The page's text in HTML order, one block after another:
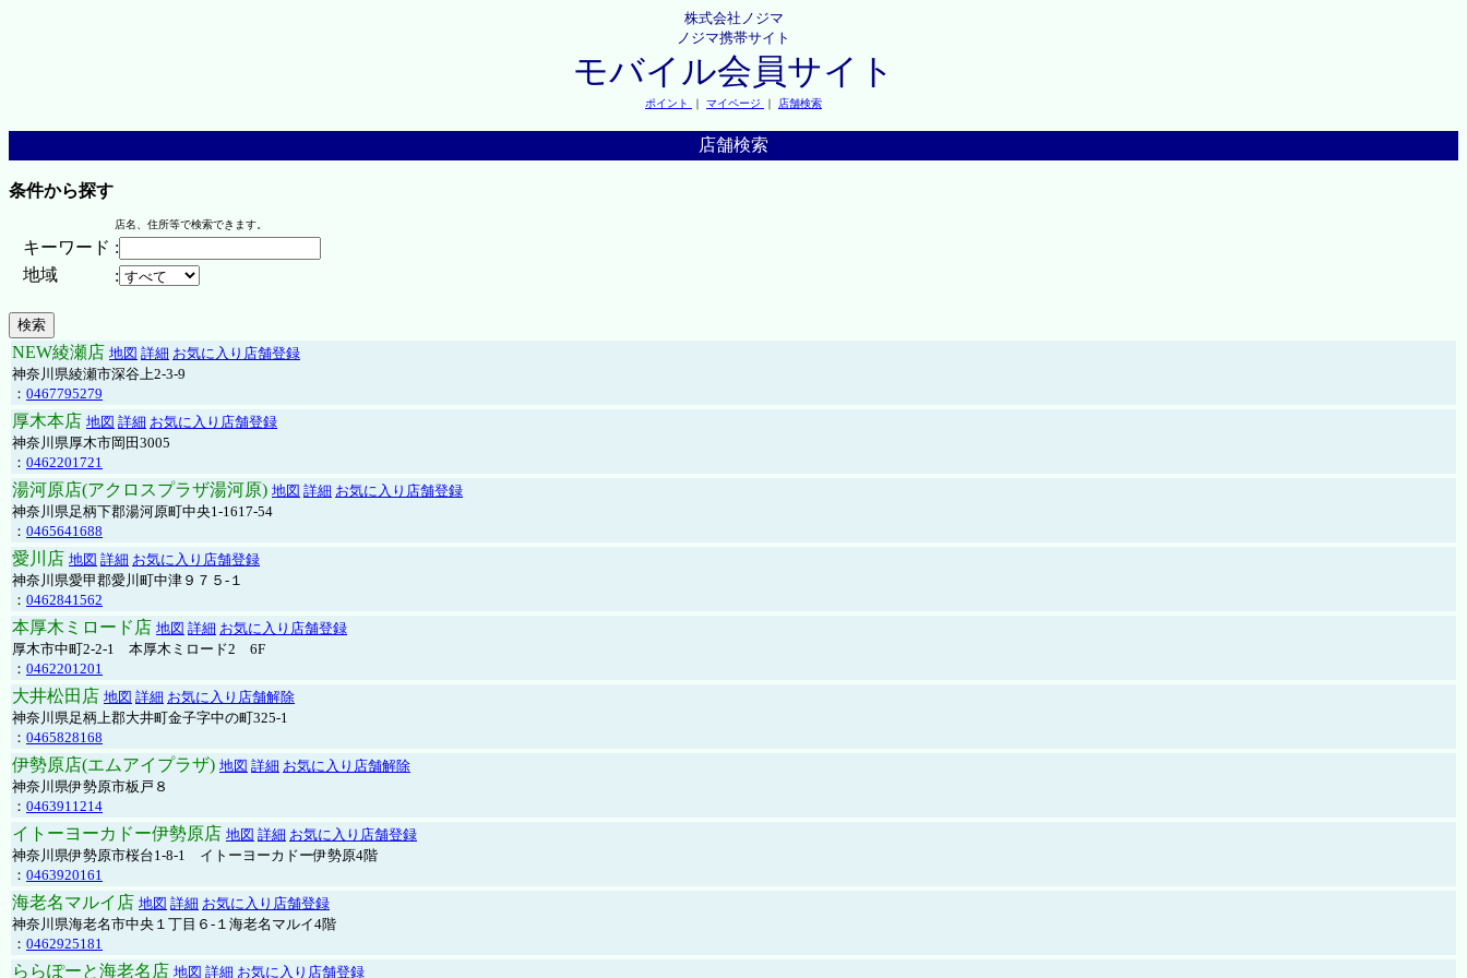
株式会社ノジマ
ノジマ携帯サイト
モバイル会員サイト
ポイント ｜ マイページ ｜ 店舗検索
店舗検索
条件から探す
店名、住所等で検索できます。
キーワード :
地域
:
NEW綾瀬店 地図 詳細 お気に入り店舗登録
神奈川県綾瀬市深谷上2-3-9
： 0467795279
厚木本店 地図 詳細 お気に入り店舗登録
神奈川県厚木市岡田3005
： 0462201721
湯河原店(アクロスプラザ湯河原) 地図 詳細 お気に入り店舗登録
神奈川県足柄下郡湯河原町中央1-1617-54
： 0465641688
愛川店 地図 詳細 お気に入り店舗登録
神奈川県愛甲郡愛川町中津９７５-１
： 0462841562
本厚木ミロード店 地図 詳細 お気に入り店舗登録
厚木市中町2-2-1 本厚木ミロード2 6F
： 0462201201
大井松田店 地図 詳細 お気に入り店舗解除
神奈川県足柄上郡大井町金子字中の町325-1
： 0465828168
伊勢原店(エムアイプラザ) 地図 詳細 お気に入り店舗解除
神奈川県伊勢原市板戸８
： 0463911214
イトーヨーカドー伊勢原店 地図 詳細 お気に入り店舗登録
神奈川県伊勢原市桜台1-8-1 イトーヨーカドー伊勢原4階
： 0463920161
海老名マルイ店 地図 詳細 お気に入り店舗登録
神奈川県海老名市中央１丁目６-１海老名マルイ4階
： 0462925181
ららぽーと海老名店 地図 詳細 お気に入り店舗登録